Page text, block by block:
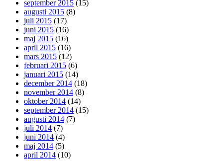
september 2015 (15)
augusti 2015 (8)
juli 2015 (17)
juni 2015 (16)
maj 2015 (16)
april 2015 (16)
mars 2015 (12)
februari 2015 (6)
januari 2015 (14)
december 2014 (18)
november 2014 (8)
oktober 2014 (14)
september 2014 (15)
augusti 2014 (7)
juli 2014 (7)
juni 2014 (4)
maj 2014 (5)
april 2014 (10)